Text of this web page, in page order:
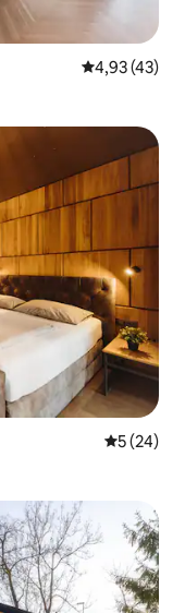
4,93 ud af 5 i
4,93 (43)
5 ud af 5 i
5 (24)